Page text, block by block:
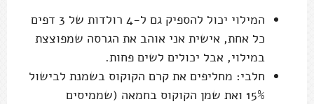
המילוי יכול להספיק גם ל-4 רולדות של 3 דפים
כל אחת, אישית אני אוהב את הגרסה שמפוצצת
במילוי, אבל יכולים לשים פחות.
חלבי: מחליפים את קרם הקוקוס בשמנת לבישול
15% ואת שמן הקוקוס בחמאה (שממיסים